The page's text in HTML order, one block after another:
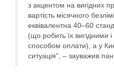
з акцентом на вигідних
вартість місячного
еквівалентна 40–60
(що робить їх вигідними
способом оплати), а у
ситуація”, – зауважив